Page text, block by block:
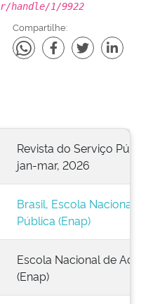
1/9922
Compartilhe:
Revista do Serviço
jan-mar, 2026
Brasil, Escola Nacional
Pública (Enap)
Escola Nacional de
(Enap)